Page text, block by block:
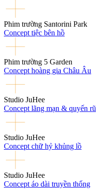
Phim trường Santorini Park
Concept tiệc bên hồ
Phim trường 5 Garden
Concept hoàng gia Châu Âu
Studio JuHee
Concept lãng mạn & quyến rũ
Studio JuHee
Concept chữ hỷ khủng lồ
Studio JuHee
Concept áo dài truyền thống